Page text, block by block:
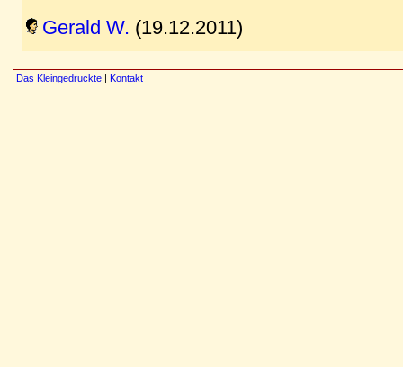
Gerald W. (19.12.2011)
Das Kleingedruckte | Kontakt